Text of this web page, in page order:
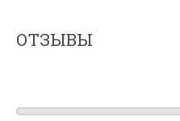
ОТЗЫВЫ